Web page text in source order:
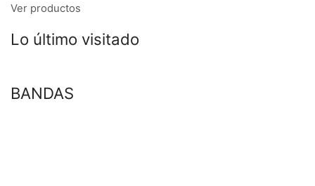
Ver productos
Lo último visitado
BANDAS